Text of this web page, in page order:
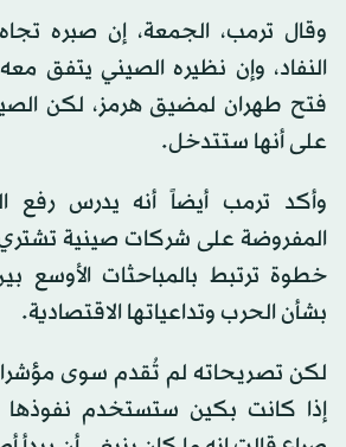
وقال ترمب، الجمعة، إن صبره
النفاد، وإن نظيره الصيني يتفق
فتح ​طهران لمضيق هرمز، لكن
على أنها ستتدخل.
وأكد ترمب أيضاً أنه يدرس رفع
المفروضة على شركات صينية تشتري
خطوة ترتبط بالمباحثات الأوسع
بشأن الحرب وتداعياتها الاقتصادية.
لكن تصريحاته لم تُقدم سوى
إذا كانت بكين ستستخدم نفوذها